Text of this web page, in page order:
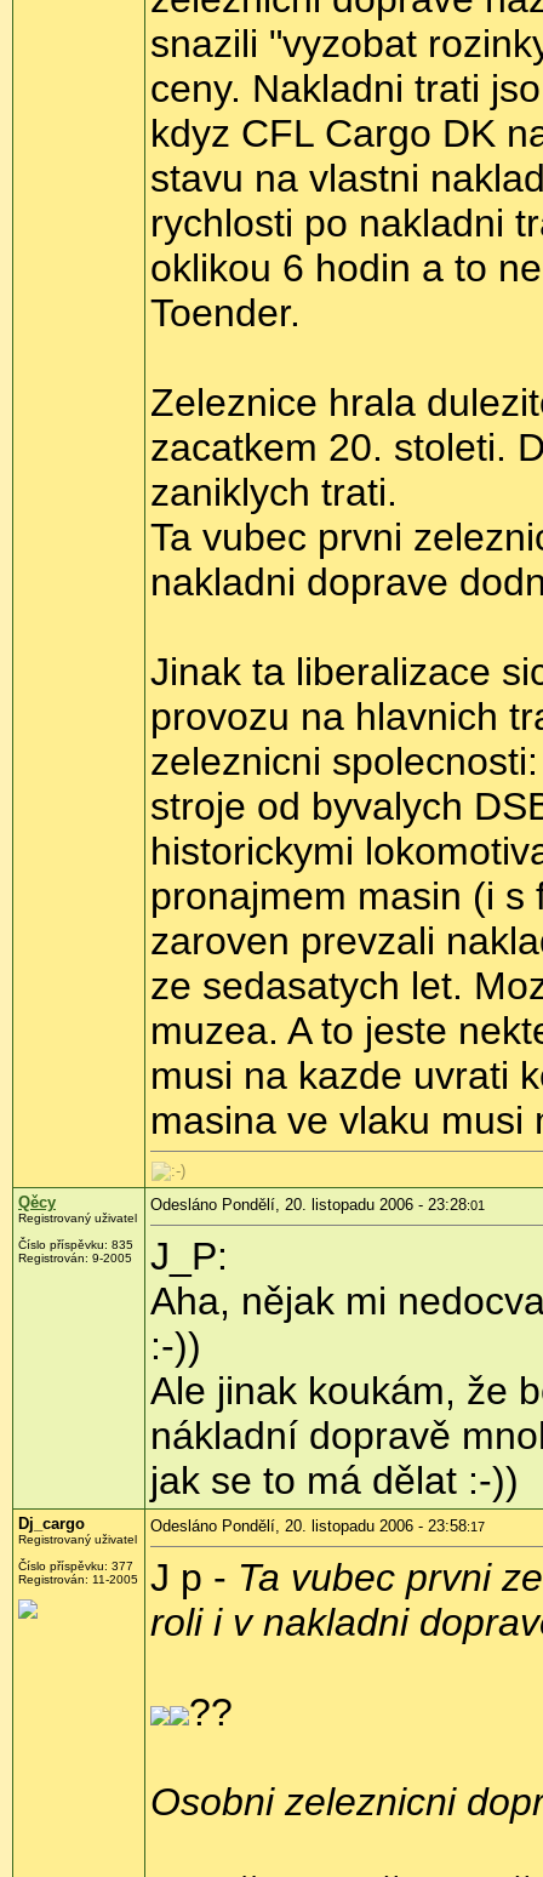
snazili "vyzobat
ceny. Nakladni trati
kdyz CFL Cargo DK
stavu na vlastni
rychlosti po nakladni
oklikou 6 hodin a to
Toender.
Zeleznice hrala
zacatkem 20. stoleti.
zaniklych trati.
Ta vubec prvni
nakladni doprave
Jinak ta liberalizace
provozu na hlavnich
zeleznicni
stroje od byvalych
historickymi
pronajmem masin (i s
zaroven prevzali
ze sedasatych let.
muzea. A to jeste
musi na kazde uvrati
masina ve vlaku musi
Qěcy
Registrovaný uživatel
Číslo příspěvku: 835
Registrován: 9-2005
Odesláno Pondělí, 20. listopadu 2006 - 23:28:01
J_P:
Aha, nějak mi
:-))
Ale jinak koukám, že
nákladní dopravě
jak se to má dělat :-))
Dj_cargo
Registrovaný uživatel
Číslo příspěvku: 377
Registrován: 11-2005
Odesláno Pondělí, 20. listopadu 2006 - 23:58:17
J p - Ta vubec prvni
roli i v nakladni
??
Osobni zeleznicni